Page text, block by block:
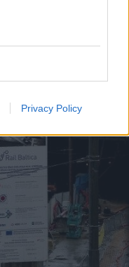
Privacy Policy